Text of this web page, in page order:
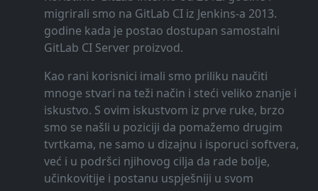
migrirali smo na GitLab CI iz Jenkins-a 2013.
godine kada je postao dostupan samostalni
GitLab CI Server proizvod.
Kao rani korisnici imali smo priliku naučiti
mnoge stvari na teži način i steći veliko znanje i
iskustvo. S ovim iskustvom iz prve ruke, brzo
smo se našli u poziciji da pomažemo drugim
tvrtkama, ne samo u dizajnu i isporuci softvera,
već i u podršci njihovog cilja da rade bolje,
učinkovitije i postanu uspješniji u svom